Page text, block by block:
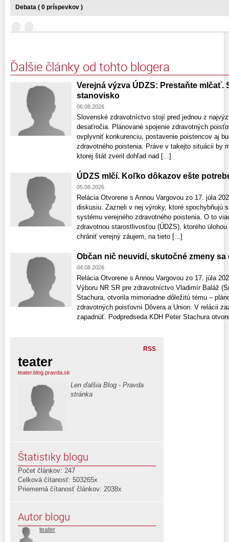
Debata ( 0 príspevkov )
Ďalšie články od tohto blogera
Verejná výzva ÚDZS: Prestaňte
stanovisko
06.08.2026
Slovenské zdravotníctvo stojí pred jednou z
desaťročia. Plánované spojenie zdravotných
ovplyvniť konkurenciu, postavenie poistencov aj
zdravotného poistenia. Práve v takejto situácii by
ktorej štát zveril dohľad nad [...]
ÚDZS mlčí. Koľko dôkazov ešte
05.08.2026
Relácia Otvorene s Annou Vargovou zo 17. júla
diskusiu. Zazneli v nej výroky, ktoré spochybňujú
systému verejného zdravotného poistenia. O to
zdravotnou starostlivosťou (ÚDZS), ktorého
chrániť verejný záujem, na tieto [...]
Občan nič neuvidí, skutočné zmeny sa
04.08.2026
Relácia Otvorene s Annou Vargovou zo 17. júla
Výboru NR SR pre zdravotníctvo Vladimír Baláž
Stachura, otvorila mimoriadne dôležitú tému –
zdravotných poisťovní Dôvera a Union. V relácii
zapadnúť. Podpredseda KDH Peter Stachura
RSS
teater
teater.blog.pravda.sk
Len ďalšia Blog - Pravda
stránka
Štatistiky blogu
Počet článkov: 247
Celková čítanosť: 503265x
Priemerná čítanosť článkov: 2038x
Autor blogu
teater